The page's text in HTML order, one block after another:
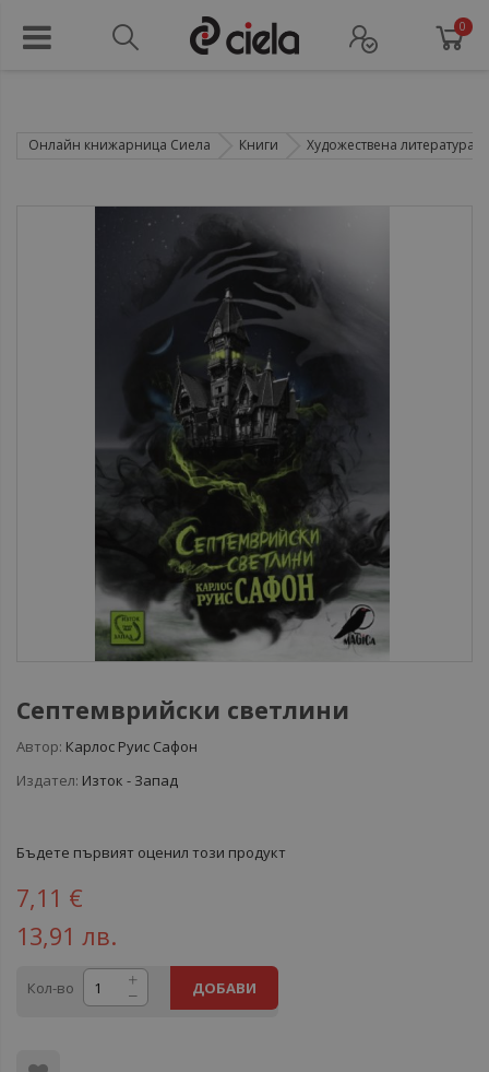
0
Онлайн книжарница Сиела Книги Художествена литература
Септемврийски светлини
Автор: Карлос Руис Сафон
Издател: Изток - Запад
Бъдете първият оценил този продукт
7,11 €
13,91 лв.
Кол-во ДОБАВИ